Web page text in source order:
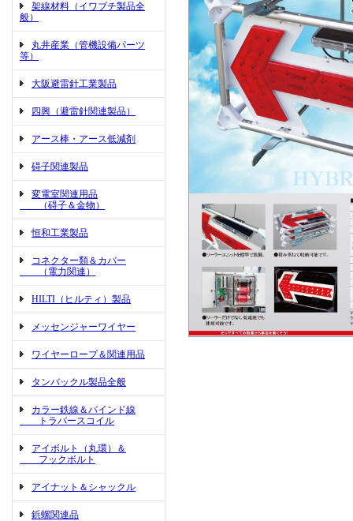
架線材料（イワブチ製品全
般）
丸井産業（管機設備パーツ
等）
大阪避雷針工業製品
四興（避雷針関連製品）
アース棒・アース低減剤
碍子関連製品
変電室関連用品
（碍子＆金物）
恒和工業製品
コネクター類＆カバー
（電力関連）
HILTI（ヒルティ）製品
メッセンジャーワイヤー
ワイヤーロープ＆関連用品
タンバックル製品全般
カラー鉄線＆バインド線
トラバースコイル
アイボルト（丸環）＆
フックボルト
アイナット＆シャックル
鋲螺関連品